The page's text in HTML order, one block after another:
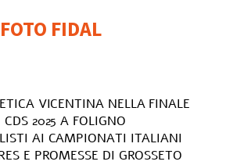
FOTO FIDAL
VICENTINA NELLA FINALE
2025 A FOLIGNO
AI CAMPIONATI ITALIANI
E PROMESSE DI GROSSETO